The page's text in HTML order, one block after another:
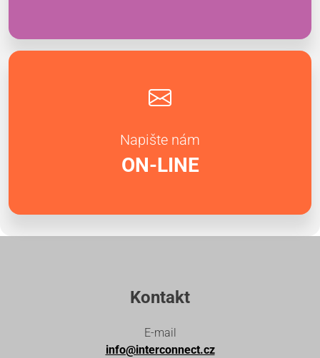
Napište nám
ON-LINE
Kontakt
E-mail
info@interconnect.cz